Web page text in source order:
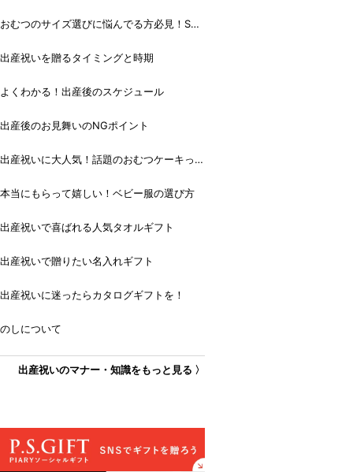
おむつのサイズ選びに悩んでる方必見！Sサ
出産祝いを贈るタイミングと時期
よくわかる！出産後のスケジュール
出産後のお見舞いのNGポイント
出産祝いに大人気！話題のおむつケーキっ
本当にもらって嬉しい！ベビー服の選び方
出産祝いで喜ばれる人気タオルギフト
出産祝いで贈りたい名入れギフト
出産祝いに迷ったらカタログギフトを！
のしについて
出産祝いのマナー・知識をもっと見る 〉